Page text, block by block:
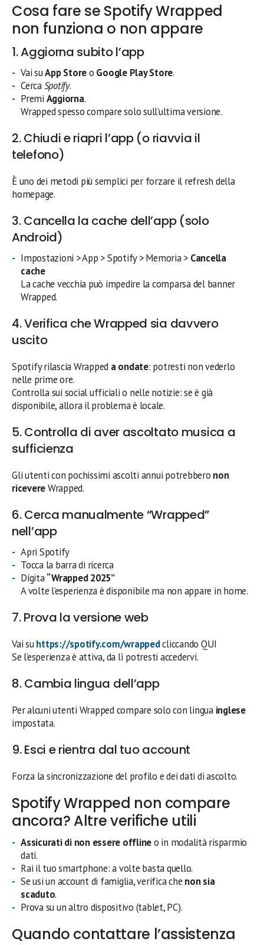
Cosa fare se Spotify Wrapped
non funziona o non appare
1. Aggiorna subito l’app
Vai suApp Storeo Google Play Store.
CercaSpotify.
Premi Aggiorna.
Wrapped spesso compare solo sull’ultima versione.
2. Chiudi e riapri l’app (o riavvia il
telefono)
È uno dei metodi più semplici per forzare il refresh della
homepage.
3. Cancella la cache dell’app (solo
Android)
Impostazioni > App > Spotify > Memoria > Cancella
cache
La cache vecchia può impedire la comparsa del banner
Wrapped.
4. Verifica che Wrapped sia davvero
uscito
Spotify rilascia Wrapped a ondate: potresti non vederlo
nelle prime ore.
Controlla sui social ufficiali o nelle notizie: se è già
disponibile, allora il problema è locale.
5. Controlla di aver ascoltato musica a
sufficienza
Gli utenti con pochissimi ascolti annui potrebbero non
ricevereWrapped.
6. Cerca manualmente “Wrapped”
nell’app
Apri Spotify
Tocca la barra di ricerca
Digita“Wrapped 2025”
A volte l’esperienza è disponibile ma non appare in home.
7. Prova la versione web
Vai suhttps://spotify.com/wrappedcliccando QUI
Se l’esperienza è attiva, da lì potresti accedervi.
8. Cambia lingua dell’app
Per alcuni utenti Wrapped compare solo con lingua inglese
impostata.
9. Esci e rientra dal tuo account
Forza la sincronizzazione del profilo e dei dati di ascolto.
Spotify Wrapped non compare
ancora? Altre verifiche utili
Assicurati di non essere offlineo in modalità risparmio
dati.
Rai il tuo smartphone: a volte basta quello.
Se usi un account di famiglia, verifica che non sia
scaduto.
Prova su un altro dispositivo (tablet, PC).
Quando contattare l’assistenza